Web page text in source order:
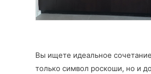
Вы ищете идеальное
только символ роскоши, но и